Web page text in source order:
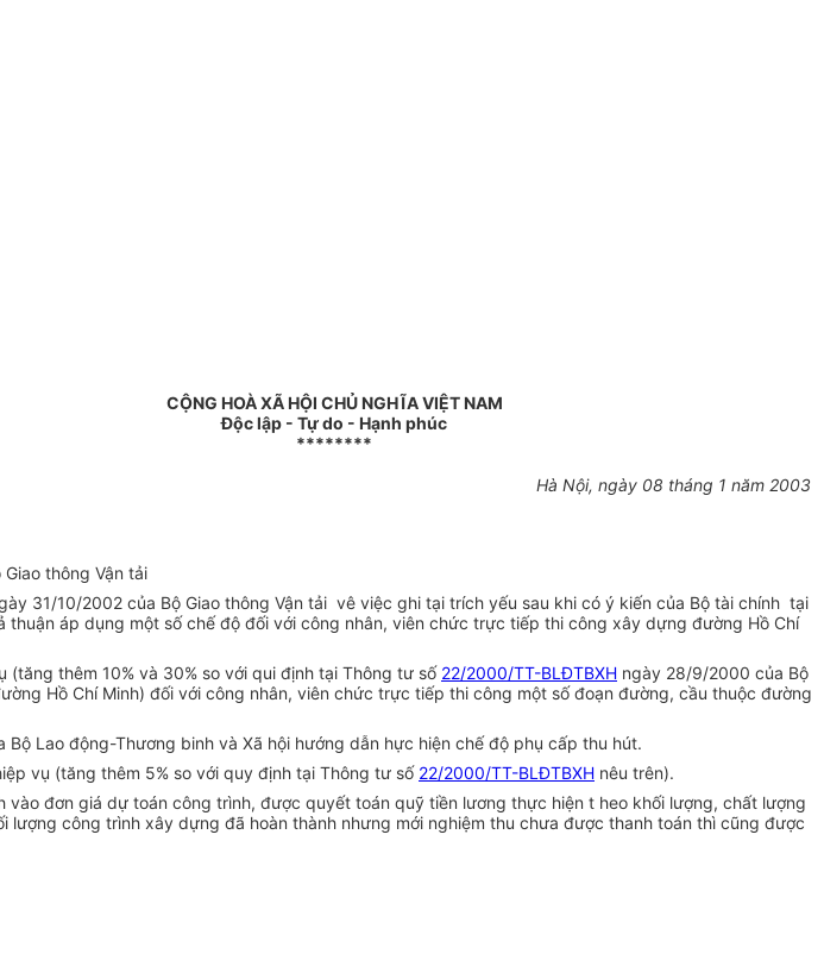
CỘNG HOÀ XÃ HỘI CHỦ NGHĨA VIỆT NAM
Độc lập - Tự do - Hạnh phúc
********
Hà Nội, ngày 08 tháng 1 năm 2003
Giao thông Vận tải
31/10/2002 của Bộ Giao thông Vận tải vê việc ghi tại trích yếu sau khi có ý kiến của Bộ tài chính tại
áp dụng một số chế độ đối với công nhân, viên chức trực tiếp thi công xây dựng đường Hồ Chí
thêm 10% và 30% so với qui định tại Thông tư số 22/2000/TT-BLĐTBXH ngày 28/9/2000 của Bộ
Hồ Chí Minh) đối với công nhân, viên chức trực tiếp thi công một số đoạn đường, cầu thuộc đường
Bộ Lao động-Thương binh và Xã hội hướng dẫn hực hiện chế độ phụ cấp thu hút.
vụ (tăng thêm 5% so với quy định tại Thông tư số 22/2000/TT-BLĐTBXH nêu trên).
đơn giá dự toán công trình, được quyết toán quỹ tiền lương thực hiện t heo khối lượng, chất lượng
công trình xây dựng đã hoàn thành nhưng mới nghiệm thu chưa được thanh toán thì cũng được